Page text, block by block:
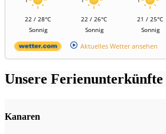
22 / 28°C
Sonnig
22 / 26°C
Sonnig
21 / 25°C
Sonnig
Aktuelles Wetter ansehen
Unsere Ferienunterkünfte
Kanaren